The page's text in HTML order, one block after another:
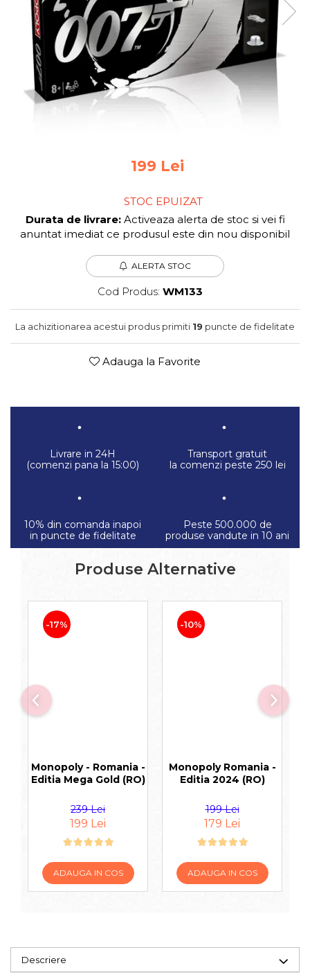
Jocuri pentru 2 persoane
Game cunoscute
Carcassonne
Catan
Cluedo
Jocuri de societate in limba
romana
Vezi toate jocurile de societate
199 Lei
STOC EPUIZAT
Durata de livrare:Activeaza alerta de stoc si vei fi
anuntat imediat ce produsul este din nou disponibil
ALERTA STOC
Cod Produs: WM133
La achizitionarea acestui produs primiti 19 puncte de fidelitate
Adauga la Favorite
Livrare in 24H
(comenzi pana la 15:00)
Transport gratuit
la comenzi peste 250 lei
10% din comanda inapoi
in puncte de fidelitate
Peste 500.000 de
produse vandute in 10 ani
Produse Alternative
-17%
Monopoly - Romania -
Editia Mega Gold (RO)
239 Lei
199 Lei
ADAUGA IN COS
-10%
Monopoly Romania -
Editia 2024 (RO)
199 Lei
179 Lei
ADAUGA IN COS
Descriere